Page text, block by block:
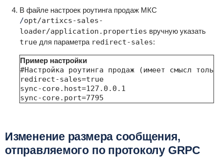
В файле настроек роутинга продаж МКС
/opt/artixcs-sales-
loader/application.properties вручную указать
trueдля параметра redirect-sales:
Пример настройки
#Настройка роутинга продаж (имеет смысл
redirect-sales=true
sync-core.host=127.0.0.1
sync-core.port=7795
Изменение размера сообщения,
отправляемого по протоколу GRPC